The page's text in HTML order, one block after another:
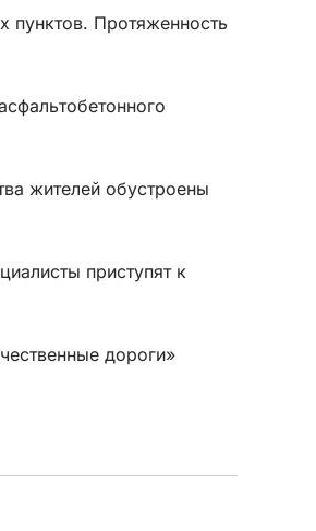
пунктов. Протяженность
жителей обустроены
приступят к
дороги»